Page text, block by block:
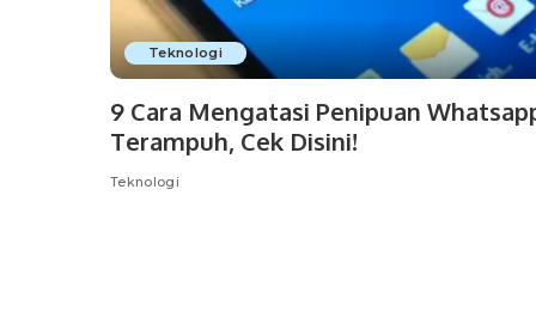
Teknologi
9 Cara Mengatasi Penipuan
Terampuh, Cek Disini!
Teknologi